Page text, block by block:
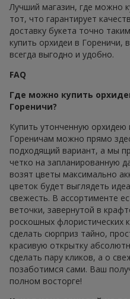
Лучший магазин, где можно
тот, что гарантирует
доставку букета точно
купить орхидеи в Гореничи,
всегда выгодно и удобно.
FAQ
Где можно купить
Гореничи?
Купить утонченную орхидею
Гореничам можно прямо
подходящий вариант, а мы
четко на запланированную
возят цветы максимально
цветок будет выглядеть
свежесть. В ассортименте
веточки, завернутой в
роскошных флористических
сделать сюрприз тайно,
красивую открытку
сделать пару кликов, а о
позаботимся сами. Ваш
полном восторге!